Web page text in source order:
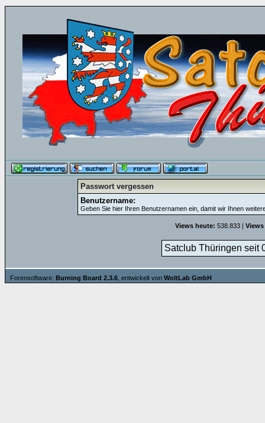
Passwort vergessen
Benutzername:
Geben Sie hier Ihren Benutzernamen ein, damit wir Ihnen
Views heute: 538.833 |
Satclub Thüringen seit
Forensoftware: Burning Board 2.3.6 , entwickelt von WoltLab GmbH